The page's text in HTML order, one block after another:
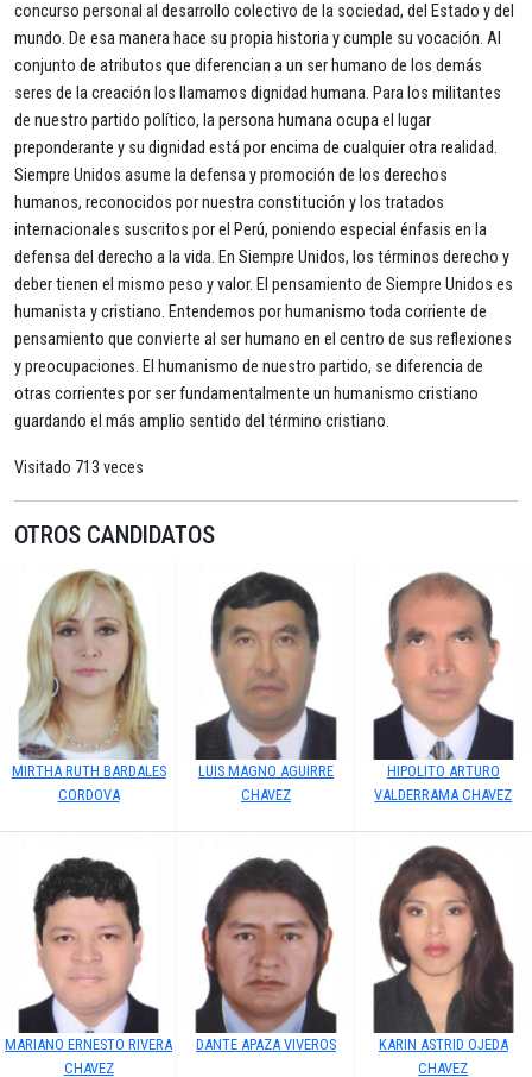
concurso personal al desarrollo colectivo de la sociedad, del Estado y del
mundo. De esa manera hace su propia historia y cumple su vocación. Al
conjunto de atributos que diferencian a un ser humano de los demás
seres de la creación los llamamos dignidad humana. Para los militantes
de nuestro partido político, la persona humana ocupa el lugar
preponderante y su dignidad está por encima de cualquier otra realidad.
Siempre Unidos asume la defensa y promoción de los derechos
humanos, reconocidos por nuestra constitución y los tratados
internacionales suscritos por el Perú, poniendo especial énfasis en la
defensa del derecho a la vida. En Siempre Unidos, los términos derecho y
deber tienen el mismo peso y valor. El pensamiento de Siempre Unidos es
humanista y cristiano. Entendemos por humanismo toda corriente de
pensamiento que convierte al ser humano en el centro de sus reflexiones
y preocupaciones. El humanismo de nuestro partido, se diferencia de
otras corrientes por ser fundamentalmente un humanismo cristiano
guardando el más amplio sentido del término cristiano.
Visitado 713 veces
OTROS CANDIDATOS
MIRTHA RUTH BARDALES
CORDOVA
LUIS MAGNO AGUIRRE
CHAVEZ
HIPOLITO ARTURO
VALDERRAMA CHAVEZ
MARIANO ERNESTO RIVERA
CHAVEZ
DANTE APAZA VIVEROS
KARIN ASTRID OJEDA
CHAVEZ